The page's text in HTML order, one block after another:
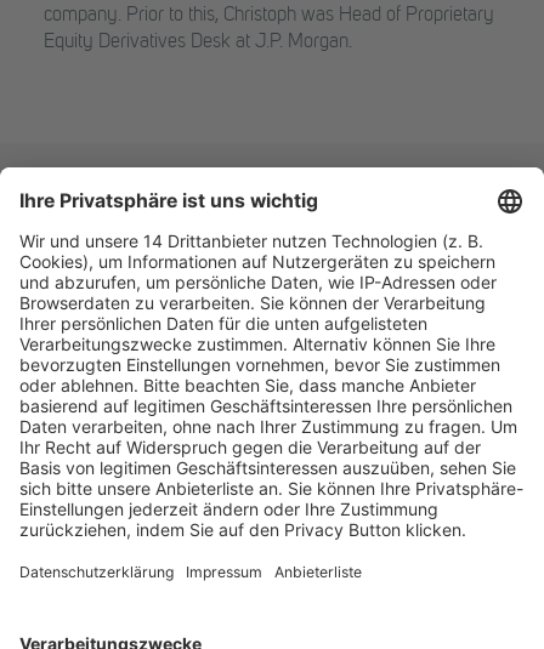
company. Prior to this, Christoph was Head of Proprietary
Equity Derivatives Desk at J.P. Morgan.
Fachmedien Recht und Wirtschaft
Ein Fachbereich der
dfv Mediengruppe
Mainzer Landstr. 251
60326 Frankfurt am Main
E-Mail:info@ruw.de
Web:https://www.ruw.de
AGB